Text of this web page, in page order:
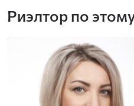
Риэлтор по